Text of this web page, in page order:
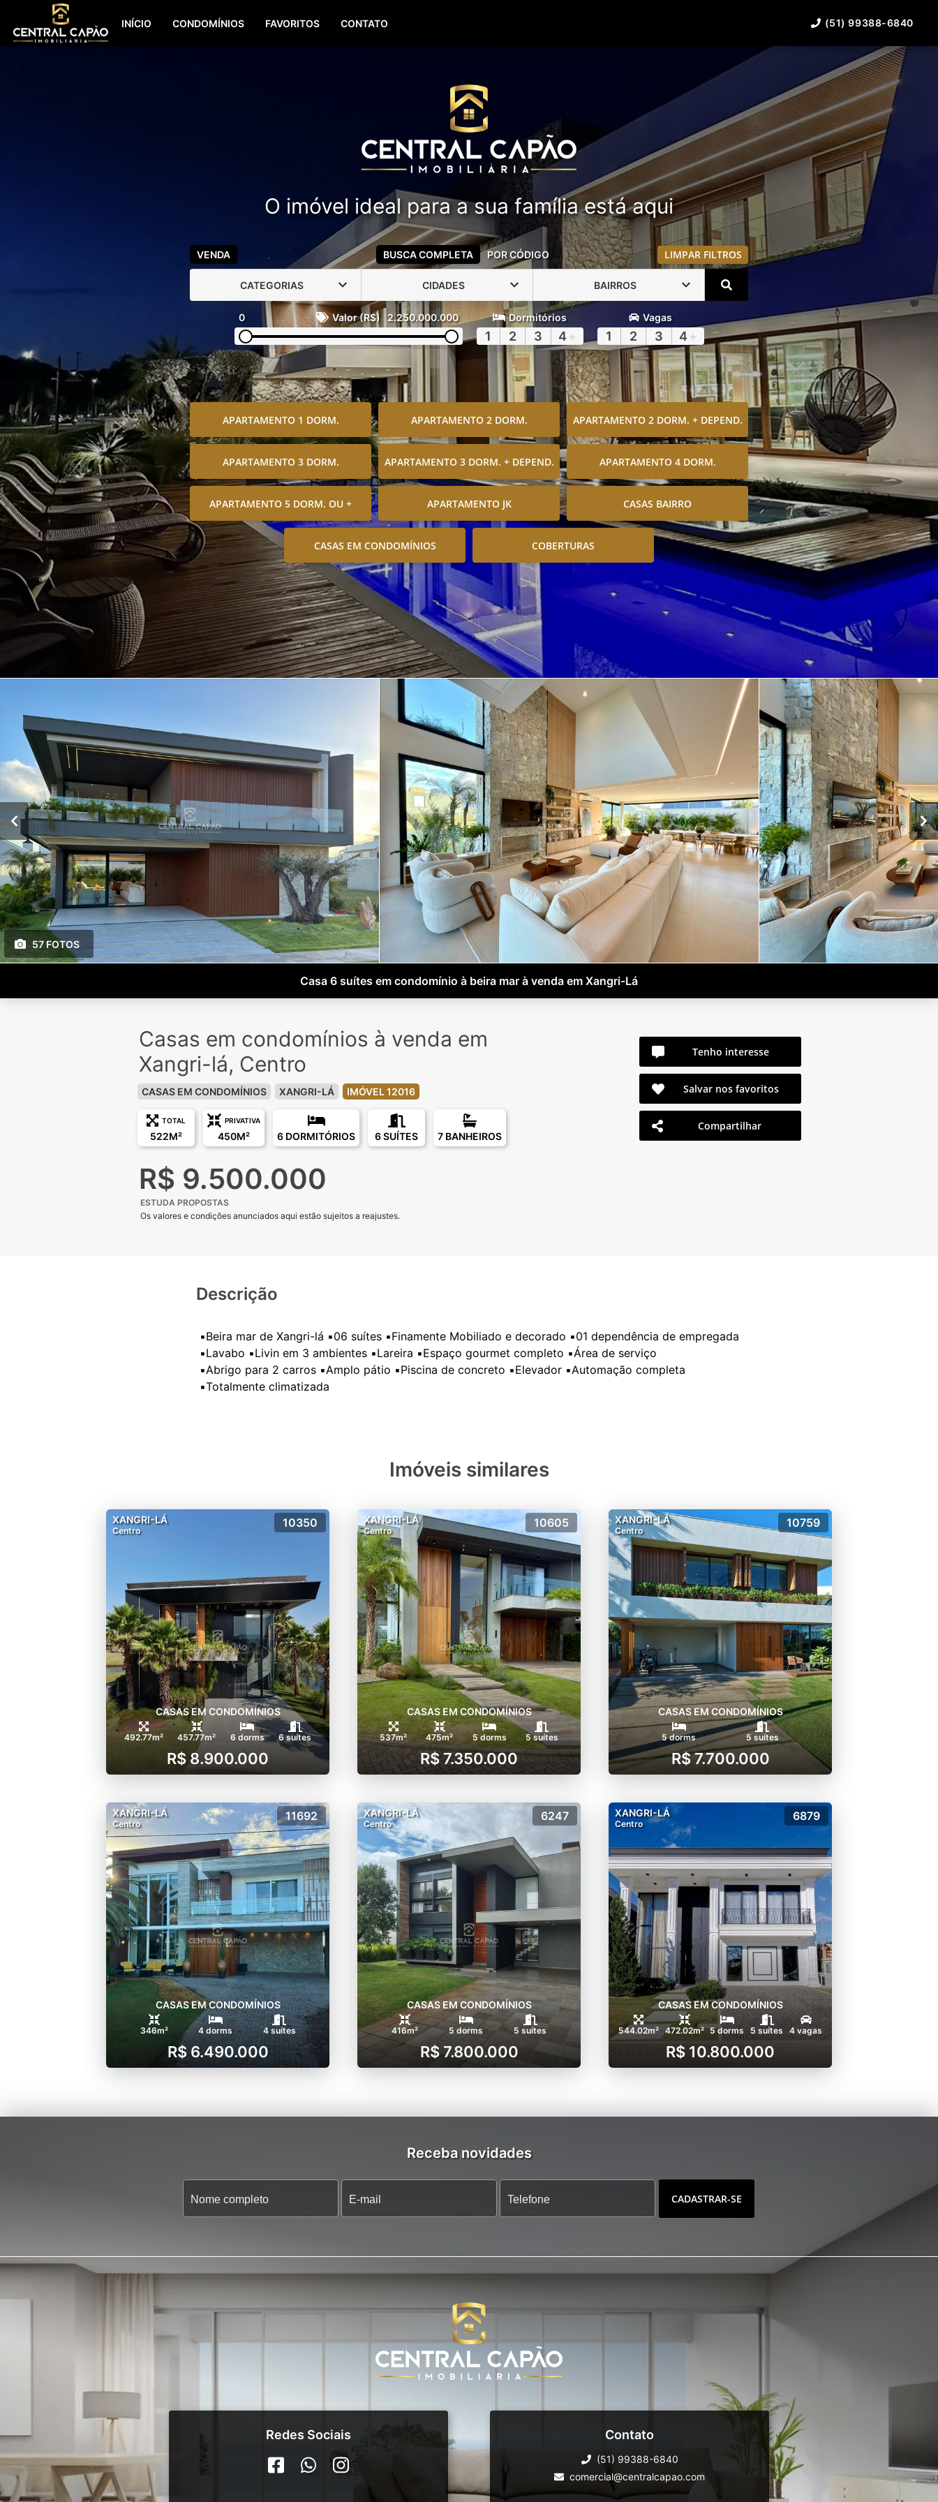
INÍCIO CONDOMÍNIOS FAVORITOS CONTATO (51) 99388-6840
O imóvel ideal para a sua família está aqui
VENDA BUSCA COMPLETA POR CÓDIGO LIMPAR FILTROS
CATEGORIAS CIDADES BAIRROS
0 Valor (R$) 2.250.000.000 Dormitórios
1 2 3 4 +
Vagas
1 2 3 4 +
APARTAMENTO 1 DORM. APARTAMENTO 2 DORM. APARTAMENTO 2 DORM. + DEPEND.
APARTAMENTO 3 DORM. APARTAMENTO 3 DORM. + DEPEND. APARTAMENTO 4 DORM.
APARTAMENTO 5 DORM. OU + APARTAMENTO JK CASAS BAIRRO
CASAS EM CONDOMÍNIOS COBERTURAS
57 FOTOS
Casa 6 suítes em condomínio à beira mar à venda em Xangri-Lá
Casas em condomínios à venda em
Xangri-lá, Centro
CASAS EM CONDOMÍNIOS XANGRI-LÁ IMÓVEL 12016
TOTAL
522M²
PRIVATIVA
450M² 6 DORMITÓRIOS 6 SUÍTES 7 BANHEIROS
R$ 9.500.000
ESTUDA PROPOSTAS
Os valores e condições anunciados aqui estão sujeitos a reajustes.
Tenho interesse
Salvar nos favoritos
Compartilhar
Descrição
▪️Beira mar de Xangri-lá ▪️⁠06 suítes ▪️Finamente Mobiliado e decorado ▪️01 dependência de empregada
▪️Lavabo ▪️Livin em 3 ambientes ▪️Lareira ▪️Espaço gourmet completo ▪️Área de serviço
▪️Abrigo para 2 carros ▪️Amplo pátio ▪️Piscina de concreto ▪️Elevador ▪️Automação completa
Imóveis similares
XANGRI-LÁ
Centro
10350
CASAS EM CONDOMÍNIOS
492.77m² 457.77m² 6 dorms 6 suítes
R$ 8.900.000
XANGRI-LÁ
Centro
10605
CASAS EM CONDOMÍNIOS
537m² 475m² 5 dorms 5 suítes
R$ 7.350.000
XANGRI-LÁ
Centro
10759
CASAS EM CONDOMÍNIOS
5 dorms 5 suítes
R$ 7.700.000
XANGRI-LÁ
Centro
11692
CASAS EM CONDOMÍNIOS
346m² 4 dorms 4 suítes
R$ 6.490.000
XANGRI-LÁ
Centro
6247
CASAS EM CONDOMÍNIOS
416m² 5 dorms 5 suítes
R$ 7.800.000
XANGRI-LÁ
Centro
6879
CASAS EM CONDOMÍNIOS
544.02m² 472.02m² 5 dorms 5 suítes 4 vagas
R$ 10.800.000
Receba novidades
CADASTRAR-SE
Redes Sociais Contato
(51) 99388-6840
comercial@centralcapao.com